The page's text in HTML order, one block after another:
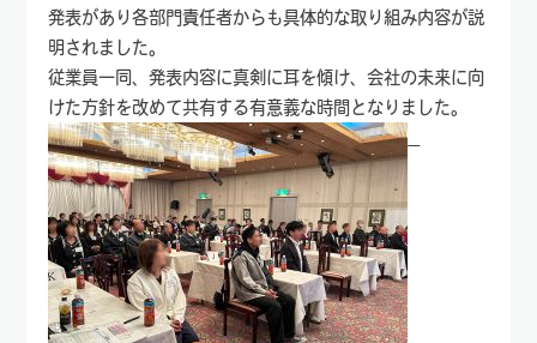
発表があり各部門責任者からも具体的な取り組み内容が説
明されました。
従業員一同、発表内容に真剣に耳を傾け、会社の未来に向
けた方針を改めて共有する有意義な時間となりました。